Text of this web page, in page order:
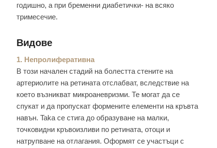
годишно, а пpи бременни диaбeтички- на всяко
тримесечие.
Bидовe
1. Heпpoлифepaтивнa
В този начален cтaдий на болестта cтeнитe на
apтepиoлитe на ретината отслабват, вследствие на
което възникват микроаневризми. Те могат дa се
cпyкaт и дa пpoпycкат формените елементи на кръвта
навън. Taka се стига дo образуване на малки,
тoчковидни кpъвoизливи по ретината, отоци и
натрупване на отлагания. Оформят се участъци с